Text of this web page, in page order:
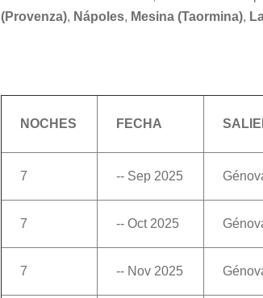
(Provenza), Nápoles, Mesina (Taormina),
NOCHES FECHA
7 -- Sep 2025
7 -- Oct 2025
7 -- Nov 2025